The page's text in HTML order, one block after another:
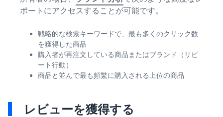
ポートにアクセスすることが可能です。
戦略的な検索キーワードで、最も多くのクリック数
を獲得した商品
購入者が再注文している商品またはブランド（リピ
ート行動）
商品と並んで最も頻繁に購入される上位の商品
レビューを獲得する